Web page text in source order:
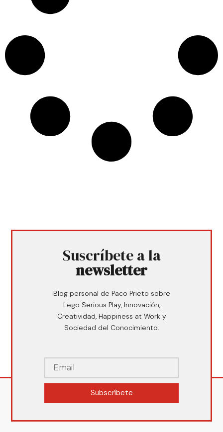
Suscríbete a la
newsletter
Blog personal de Paco Prieto sobre
Lego Serious Play, Innovación,
Creatividad, Happiness at Work y
Sociedad del Conocimiento.
Subscríbete